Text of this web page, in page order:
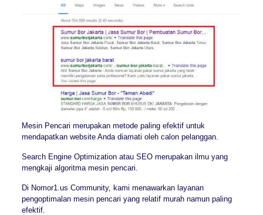
Mesin Pencari merupakan metode paling efektif untuk
mendapatkan website Anda diamati oleh calon pelanggan.
Search Engine Optimization atau SEO merupakan ilmu yang
mengkaji algoritma mesin pencari.
Di Nomor1.us Community, kami menawarkan layanan
pengoptimalan mesin pencari yang relatif murah namun paling
efektif.